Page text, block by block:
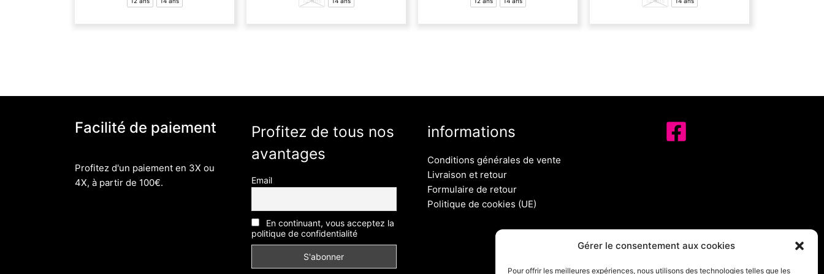
Gérer le consentement aux cookies
Pour offrir les meilleures expériences, nous utilisons des technologies telles que les
Les
sur
page
Les
sur
page
du
Les
sur
produit
Les
sur
Facilité de paiement
Profitez d'un paiement en 3X ou
4X, à partir de 100€.
Profitez de tous nos
avantages
Email
En continuant, vous acceptez la
politique de confidentialité
informations
Conditions générales de vente
Livraison et retour
Formulaire de retour
Politique de cookies (UE)